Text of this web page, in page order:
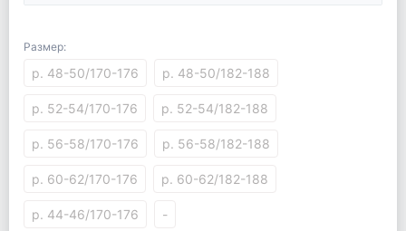
Размер:
р. 48-50/170-176 р. 48-50/182-188
р. 52-54/170-176 р. 52-54/182-188
р. 56-58/170-176 р. 56-58/182-188
р. 60-62/170-176 р. 60-62/182-188
р. 44-46/170-176 -